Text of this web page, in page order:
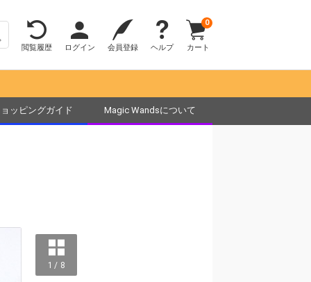
閲覧履歴 ログイン 会員登録 ヘルプ カート
0
ッピングガイド Magic Wandsについて
1 / 8